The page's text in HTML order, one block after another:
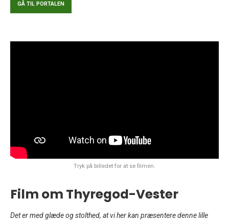
GÅ TIL PORTALEN
Tryk på billedet for at se filmen.
Film om Thyregod-Vester
Det er med glæde og stolthed, at vi her kan præsentere denne lille